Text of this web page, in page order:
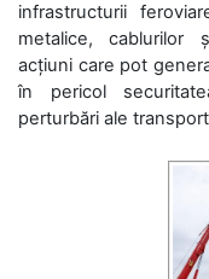
infrastructurii
metalice, cablurilor
acțiuni care pot
în pericol
perturbări ale